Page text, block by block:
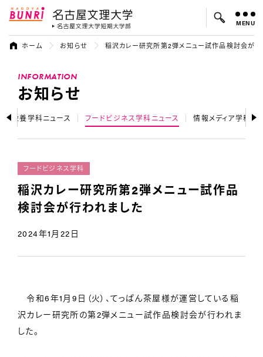
名古屋文理大学 名古屋文理大
よく検索されているキーワード：
MENU
ホーム お知らせ 稲沢カレー研究所第2弾メニュー試作品検討会が行
INFORMATION
お知らせ
康栄養学科ニュース フードビジネス学科ニュース 情報メディア学科ニ
フードビジネス学科
稲沢カレー研究所第2弾メニュー試作品
検討会が行われました
2024年1月22日
令和6年1月9日（火）、てっぱん茶屋様が運営している稲
沢カレー研究所の第2弾メニュー試作品検討会が行われま
した。